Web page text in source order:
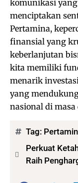
komunikasi
menciptakan
Pertamina,
finansial yang
keberlanjutan
kita memiliki
menarik
yang
nasional di masa
Tag:
Perkuat
Raih
Bagikan: